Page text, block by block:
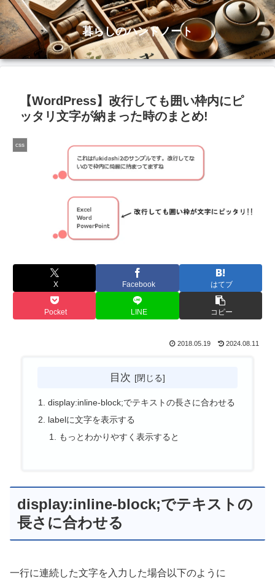
暮らしのハンドノート
【WordPress】改行しても囲い枠内にピ
ッタリ文字が納まった時のまとめ!
css
X Facebook はてブ
Pocket LINE コピー
2018.05.19 2024.08.11
目次
display:inline-block;でテキストの長さに合わせる
labelに文字を表示する
もっとわかりやすく表示すると
display:inline-block;でテキストの
長さに合わせる
一行に連続した文字を入力した場合以下のように